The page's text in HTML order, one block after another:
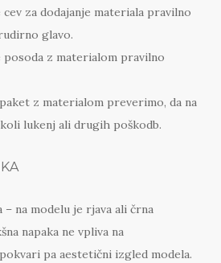
za dodajanje materiala pravilno
glavo.
posoda z materialom pravilno
z materialom preverimo, da na
lukenj ali drugih poškodb.
– na modelu je rjava ali črna
napaka ne vpliva na
pa aestetični izgled modela.